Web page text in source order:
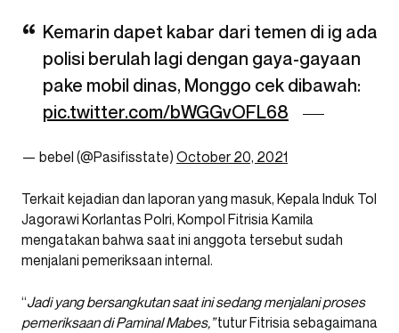
Kemarin dapet kabar dari temen di ig ada
polisi berulah lagi dengan gaya-gayaan
pake mobil dinas, Monggo cek dibawah:
pic.twitter.com/bWGGvOFL68
— bebel (@Pasifisstate) October 20, 2021
Terkait kejadian dan laporan yang masuk, Kepala Induk Tol
Jagorawi Korlantas Polri, Kompol Fitrisia Kamila
mengatakan bahwa saat ini anggota tersebut sudah
menjalani pemeriksaan internal.
“Jadi yang bersangkutan saat ini sedang menjalani proses
pemeriksaan di Paminal Mabes,”tutur Fitrisia sebagaimana